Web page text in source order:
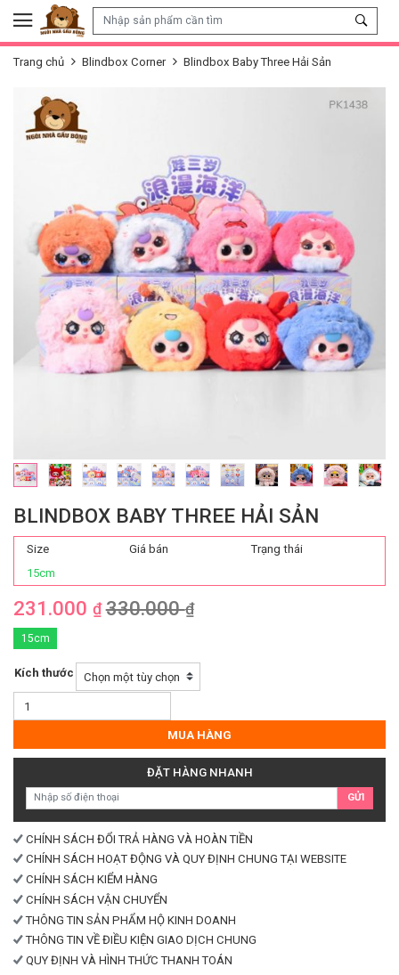
Skip to content
Trang chủ Blindbox Corner Blindbox Baby Three Hải Sản
BLINDBOX BABY THREE HẢI SẢN
Size Giá bán
Trạng thái
15cm
231.000 ₫ 330.000₫
15cm
Kích thước
Hải
lượng
MUA HÀNG
ĐẶT HÀNG NHANH
GỬI
CHÍNH SÁCH ĐỔI TRẢ HÀNG VÀ HOÀN TIỀN
CHÍNH SÁCH HOẠT ĐỘNG VÀ QUY ĐỊNH CHUNG TẠI WEBSITE
CHÍNH SÁCH KIỂM HÀNG
CHÍNH SÁCH VẬN CHUYỂN
THÔNG TIN SẢN PHẨM HỘ KINH DOANH
THÔNG TIN VỀ ĐIỀU KIỆN GIAO DỊCH CHUNG
QUY ĐỊNH VÀ HÌNH THỨC THANH TOÁN